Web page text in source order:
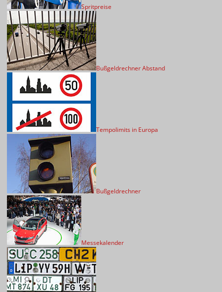
Spritpreise
Bußgeldrechner Abstand
Tempolimits in Europa
Bußgeldrechner
Messekalender